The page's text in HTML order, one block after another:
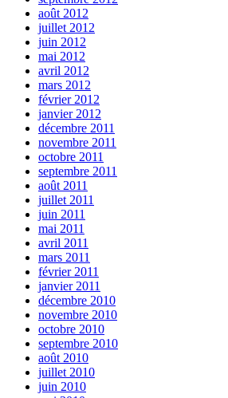
août 2012
juillet 2012
juin 2012
mai 2012
avril 2012
mars 2012
février 2012
janvier 2012
décembre 2011
novembre 2011
octobre 2011
septembre 2011
août 2011
juillet 2011
juin 2011
mai 2011
avril 2011
mars 2011
février 2011
janvier 2011
décembre 2010
novembre 2010
octobre 2010
septembre 2010
août 2010
juillet 2010
juin 2010